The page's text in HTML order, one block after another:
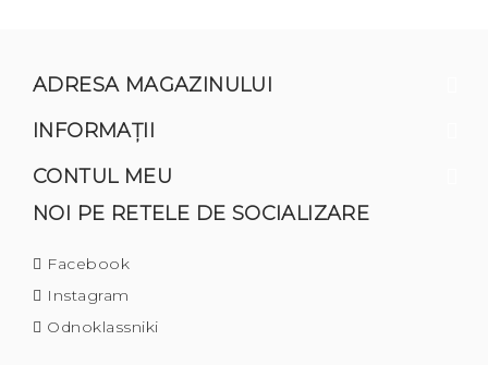
ADRESA MAGAZINULUI
INFORMAŢII
CONTUL MEU
NOI PE RETELE DE SOCIALIZARE
Facebook
Instagram
Odnoklassniki